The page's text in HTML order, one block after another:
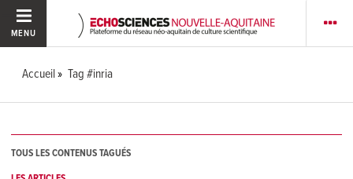
MENU
Accueil Tag #inria
TOUS LES CONTENUS TAGUÉS